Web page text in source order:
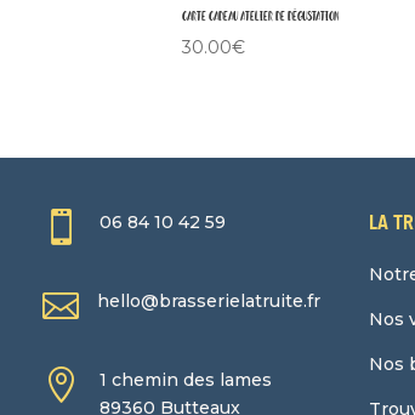
Carte Cadeau Atelier de dégustation
30.00€
 06 84 10 42 59
 hello@brasserielatruite.fr

1 chemin des lames
89360 Butteaux
LA
Nos
Nos